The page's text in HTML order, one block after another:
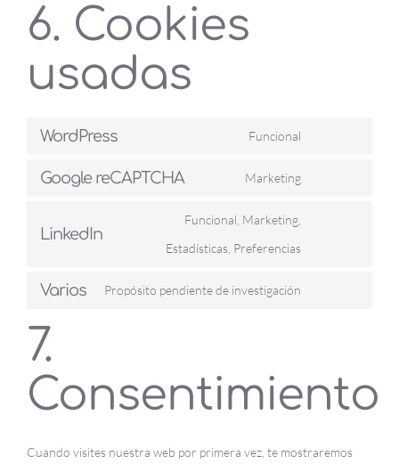
6. Cookies
usadas
WordPress
Funcional
Google reCAPTCHA
Marketing
LinkedIn
Funcional, Marketing,
Estadísticas, Preferencias
Varios
Propósito pendiente de investigación
varios
7.
Consentimiento
Cuando visites nuestra web por primera vez, te mostraremos